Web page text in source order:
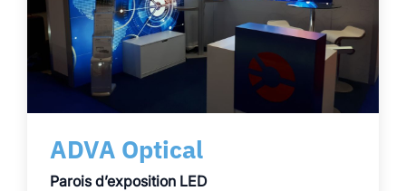
ADVA Optical
Parois d’exposition LED